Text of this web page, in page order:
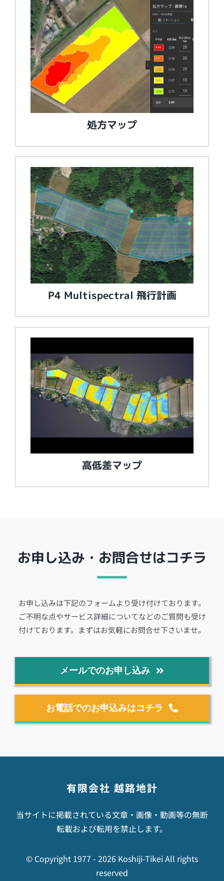
処方マップ
P4 Multispectral 飛行計画
高低差マップ
お申し込み・お問合せはコチラ
お申し込みは下記のフォームより受け付けております。
ご不明な点やサービス詳細についてなどのご質問も受け
付けております。まずはお気軽にお問合せ下さいませ。
メールでのお申し込み
お電話でのお申込みはコチラ
有限会社 越路地計
当サイトに掲載されている文章・画像・動画等の無断
転載および転用を禁止します。
© Copyright 1977 - 2026 Koshiji-Tikei All rights
reserved